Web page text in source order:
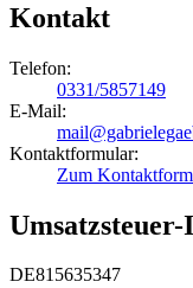
Kontakt
Telefon:
0331/5857149
E-Mail:
Kontaktformular:
Zum
Umsatzsteuer-
DE815635347